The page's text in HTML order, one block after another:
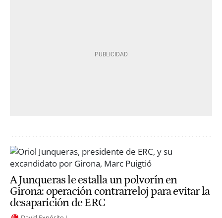
A Junqueras le estalla un polvorín en
Girona: operación contrarreloj para evitar la
desaparición de ERC